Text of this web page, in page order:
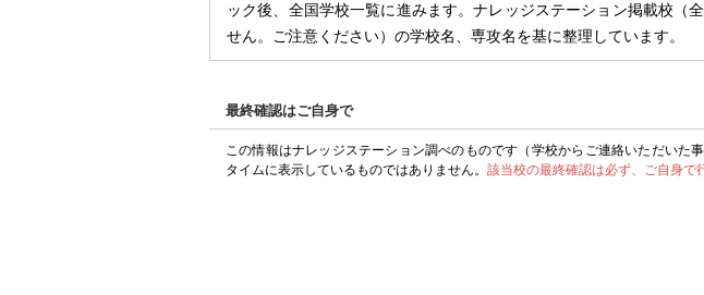
ック後、全国学校一覧に進みます。ナレッジステーション掲載校（
せん。ご注意ください）の学校名、専攻名を基に整理しています。
最終確認はご自身で
この情報はナレッジステーション調べのものです（学校からご連絡いただいた
タイムに表示しているものではありません。 該当校の最終確認は必ず、ご自身で